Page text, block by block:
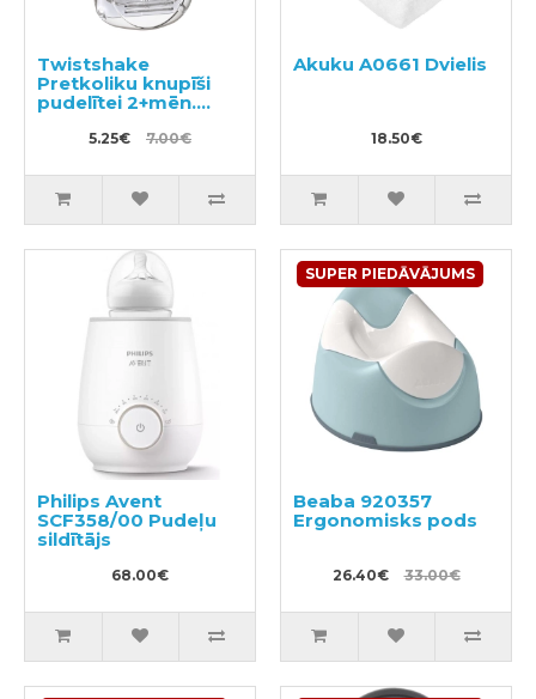
Twistshake
Pretkoliku knupīši
pudelītei 2+mēn.
5.25€ 7.00€
Akuku A0661 Dvielis
18.50€
Philips Avent
SCF358/00 Pudeļu
sildītājs
68.00€
SUPER PIEDĀVĀJUMS
Beaba 920357
Ergonomisks pods
26.40€ 33.00€